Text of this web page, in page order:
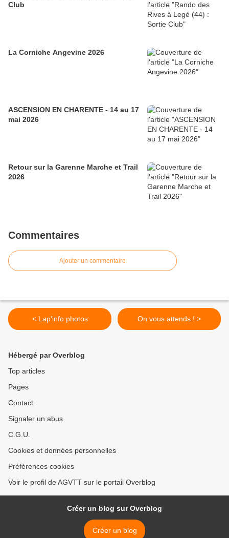
Club
La Corniche Angevine 2026
ASCENSION EN CHARENTE - 14 au 17
mai 2026
Retour sur la Garenne Marche et Trail
2026
Commentaires
Ajouter un commentaire
< Lap'info photos On vous attends ! >
Hébergé par Overblog
Top articles
Pages
Contact
Signaler un abus
C.G.U.
Cookies et données personnelles
Préférences cookies
Voir le profil de AGVTT sur le portail Overblog
Créer un blog sur Overblog
Créer un blog